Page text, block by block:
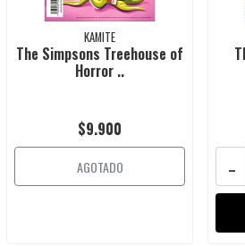
KAMITE
The Simpsons Treehouse of
Horror ..
$9.900
AGOTADO -